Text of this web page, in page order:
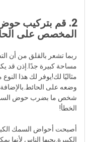
2. قم بتركيب
المخصص على
ربما تشعر بالقلق من أن
مساحة كبيرة جدًا.إذن قد
مثاليًا لك!يوفر لك هذا
وضعه على
شخص ما بضرب حوض
الخطأ!
أصبحت أحواض السمك
الكبيرة.يحبها الناس